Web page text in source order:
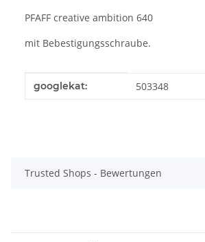
PFAFF creative ambition 640
mit Bebestigungsschraube.
Produkteigenschaft
Wert
googlekat: 503348
Trusted Shops - Bewertungen